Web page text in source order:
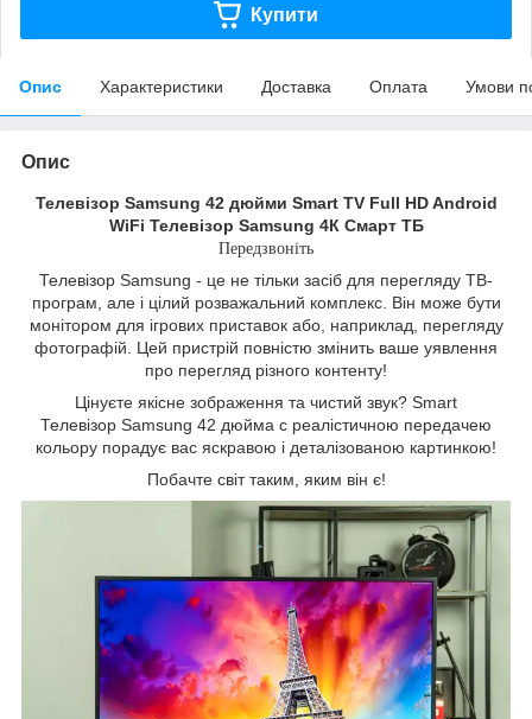
Купити
Опис Характеристики Доставка Оплата Умови
Опис
Телевізор Samsung 42 дюйми Smart TV Full HD Android
WiFi Телевізор Samsung 4К Смарт ТБ
Передзвоніть
Телевізор Samsung - це не тільки засіб для перегляду ТВ-
програм, але і цілий розважальний комплекс. Він може бути
монітором для ігрових приставок або, наприклад, перегляду
фотографій. Цей пристрій повністю змінить ваше уявлення
про перегляд різного контенту!
Цінуєте якісне зображення та чистий звук? Smart
Телевізор Samsung 42 дюйма c реалістичною передачею
кольору порадує вас яскравою і деталізованою картинкою!
Побачте світ таким, яким він є!